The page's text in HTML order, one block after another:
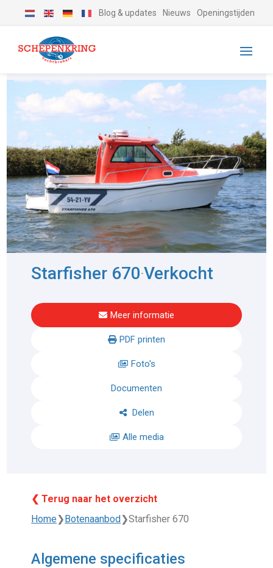
Blog & updates Nieuws Openingstijden
Starfisher 670-Verkocht
Meer informatie
PDF printen
Foto's
Documenten
Delen
Alle media
❮ Terug naar het overzicht
Home❯Botenaanbod❯Starfisher 670
Algemene specificaties